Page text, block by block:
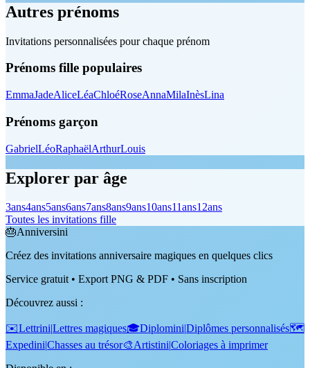
Autres prénoms
Invitations personnalisées pour chaque prénom
Prénoms fille populaires
EmmaJadeAliceLéaChloéRoseAnnaMilaInèsLina
Prénoms garçon
GabrielLéoRaphaëlArthurLouis
Explorer par âge
3ans4ans5ans6ans7ans8ans9ans10ans11ans12ans
Toutes les invitations fille
🎂Anniversini
Créez des invitations anniversaire magiques en quelques clics
Service gratuit • Export PNG & PDF • Sans inscription
Découvrez aussi :
✉️Lettrini|Lettres magiques🎓Diplomini|Diplômes personnalisés🗺️
Expedini|Chasses au trésor🎨Artistini|Coloriages à imprimer